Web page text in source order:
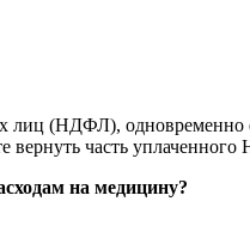
лиц (НДФЛ),
вернуть часть
на медицину?